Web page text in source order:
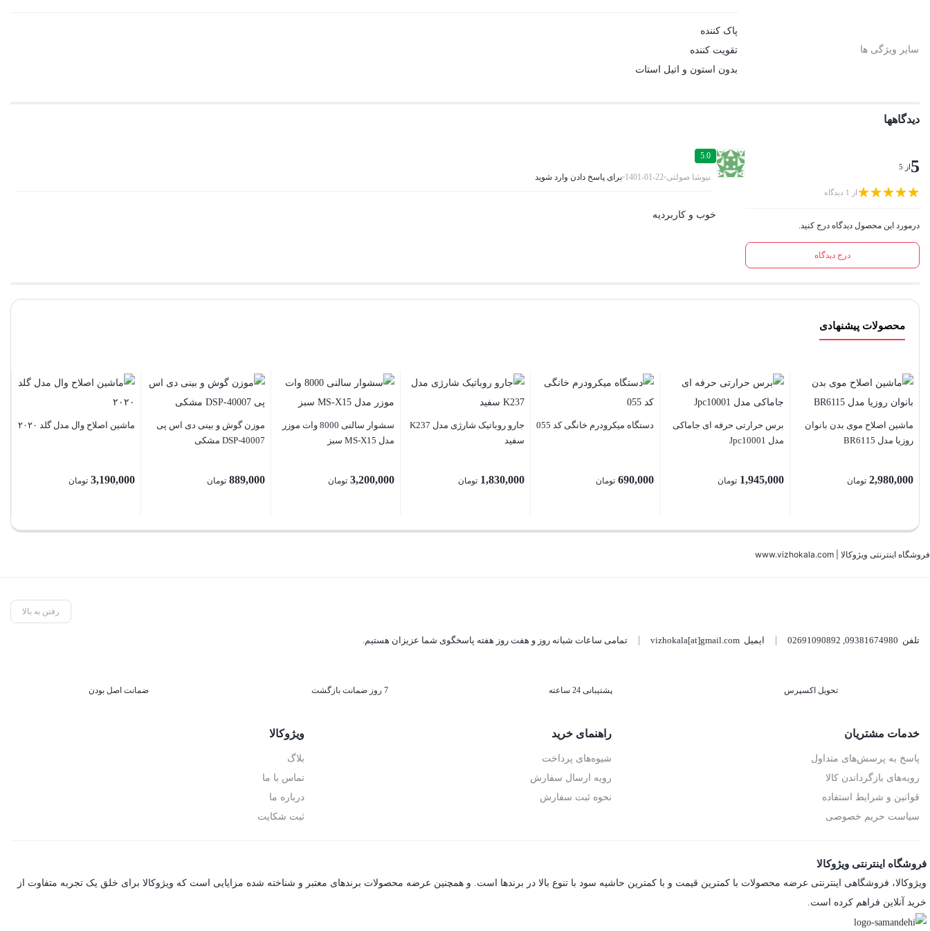
سایر ویژگی ها
پاک کننده
تقویت کننده
بدون استون و اتیل استات
دیدگاهها
5از 5
از 1 دیدگاه
درمورد این محصول دیدگاه درج کنید.
درج دیدگاه
5.0
نیوشا صولتی 1401-01-22 برای پاسخ دادن وارد شوید
خوب و کاربردیه
محصولات پیشنهادی
ماشین اصلاح موی بدن بانوان
روزیا مدل BR6115
2,980,000 تومان
برس حرارتی حرفه ای جاماکی
مدل Jpc10001
1,945,000 تومان
دستگاه میکرودرم خانگی کد 055
690,000 تومان
جارو روباتیک شارژی مدل K237
سفید
1,830,000 تومان
سشوار سالنی 8000 وات موزر
مدل MS-X15 سبز
3,200,000 تومان
موزن گوش و بینی دی اس پی
DSP-40007 مشکی
889,000 تومان
ماشین اصلاح وال مدل گلد ۲۰۲۰
3,190,000 تومان
فروشگاه اینترنتی ویژوکالا | www.vizhokala.com
رفتن به بالا
تلفن 09381674980
,
02691090892 ایمیل vizhokala[at]gmail.com تمامی ساعات شبانه روز و هفت روز هفته پاسخگوی شما عزیزان هستیم.
تحویل اکسپرس پشتیبانی 24 ساعته 7 روز ضمانت بازگشت ضمانت اصل بودن
خدمات مشتریان
پاسخ به پرسش‌های متداول
رویه‌های بازگرداندن کالا
قوانین و شرایط استفاده
سیاست حریم خصوصی
راهنمای خرید
شیوه‌های پرداخت
رویه ارسال سفارش
نحوه ثبت سفارش
ویژوکالا
بلاگ
تماس با ما
درباره ما
ثبت شکایت
فروشگاه اینترنتی ویژوکالا
ویژوکالا، فروشگاهی اینترنتی عرضه محصولات با کمترین قیمت و با کمترین حاشیه سود با تنوع بالا در برندها است. و همچنین عرضه محصولات برندهای معتبر و شناخته شده مزایایی است که ویژوکالا برای خلق یک تجربه متفاوت از
خرید آنلاین فراهم کرده است.